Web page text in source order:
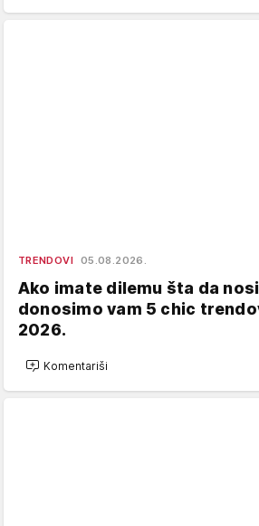
TRENDOVI 05.08.2026.
Ako imate dilemu šta da
donosimo vam 5 chic
2026.
Komentariši